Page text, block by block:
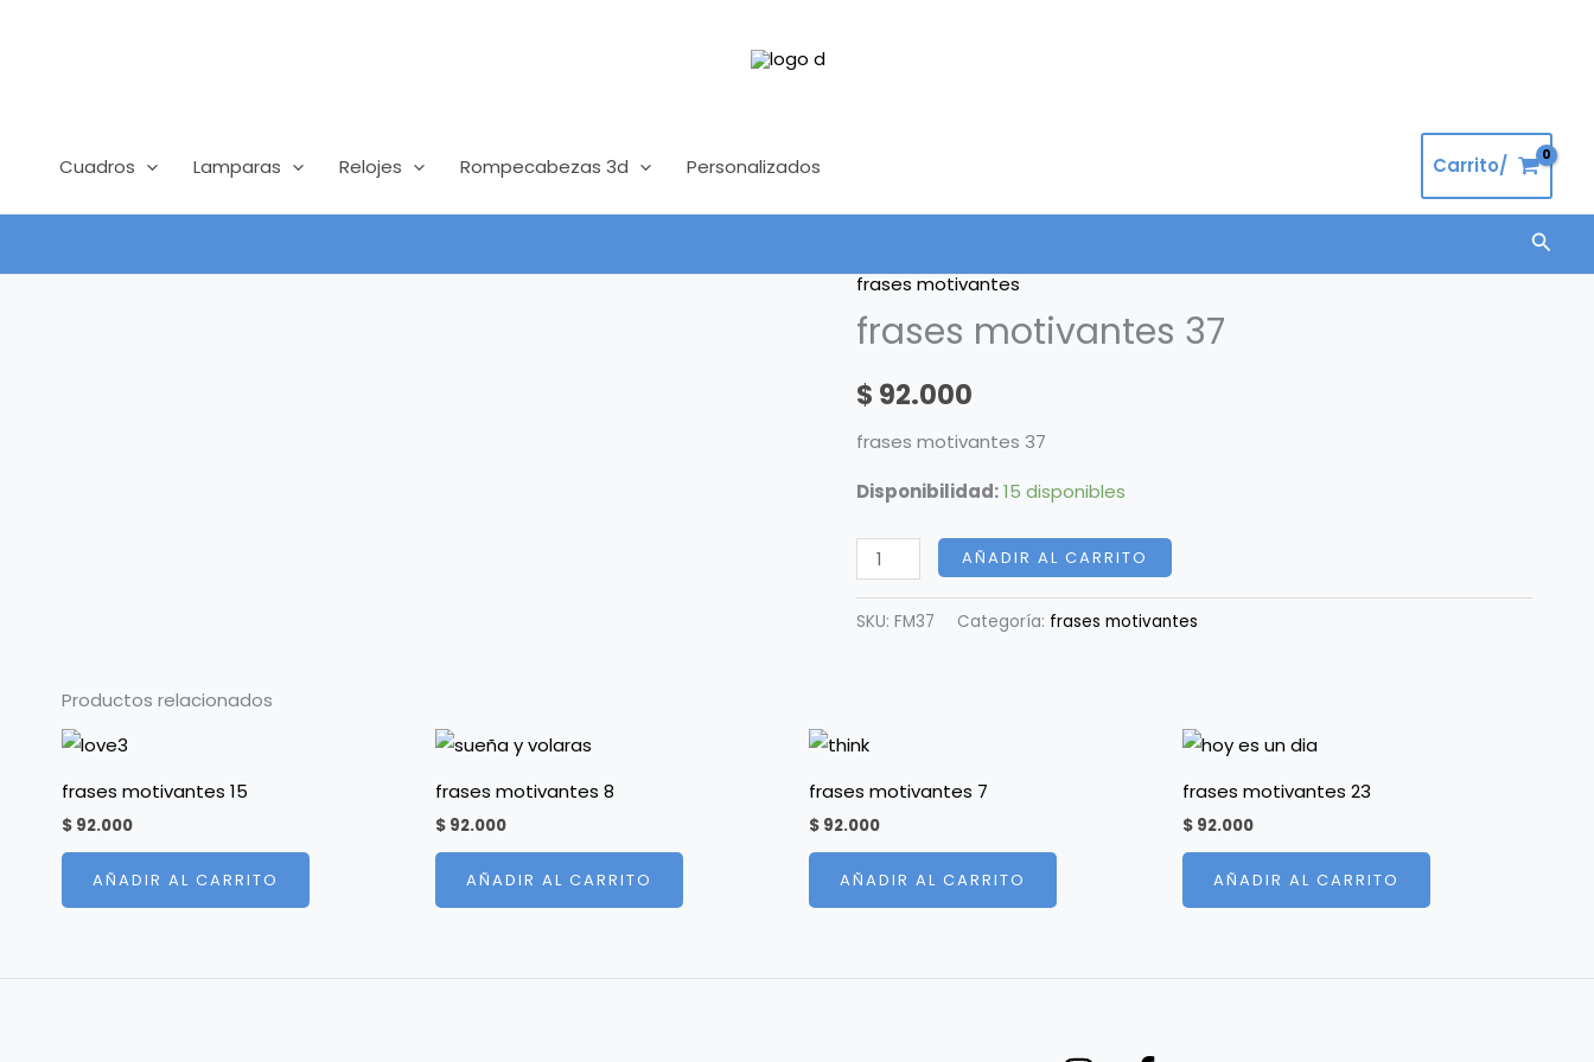
Cuadros Lamparas Relojes Rompecabezas 3d Personalizados Carrito/
frases motivantes
frases motivantes 37
$ 92.000
frases motivantes 37
Disponibilidad: 15 disponibles
frases
motivantes
cantidad
AÑADIR AL CARRITO
SKU: FM37 Categoría: frases motivantes
Productos relacionados
frases motivantes 15
$ 92.000
AÑADIR AL CARRITO
frases motivantes 8
$ 92.000
AÑADIR AL CARRITO
frases motivantes 7
$ 92.000
AÑADIR AL CARRITO
frases motivantes 23
$ 92.000
AÑADIR AL CARRITO